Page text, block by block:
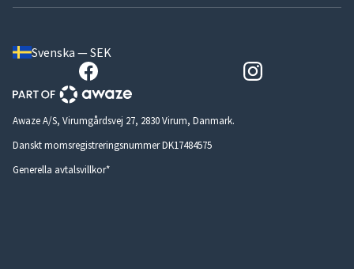
Svenska — SEK
Awaze A/S, Virumgårdsvej 27, 2830 Virum, Danmark.
Danskt momsregistreringsnummer DK17484575
Generella avtalsvillkor*